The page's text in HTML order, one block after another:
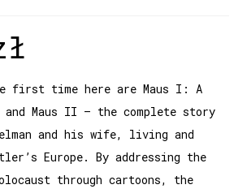
first time here are Maus I: A
and Maus II – the complete story
and his wife, living and
Europe. By addressing the
through cartoons, the